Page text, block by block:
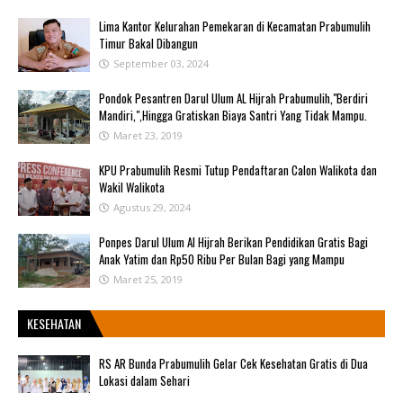
Lima Kantor Kelurahan Pemekaran di Kecamatan Prabumulih
Timur Bakal Dibangun
September 03, 2024
Pondok Pesantren Darul Ulum AL Hijrah Prabumulih,"Berdiri
Mandiri,",Hingga Gratiskan Biaya Santri Yang Tidak Mampu.
Maret 23, 2019
KPU Prabumulih Resmi Tutup Pendaftaran Calon Walikota dan
Wakil Walikota
Agustus 29, 2024
Ponpes Darul Ulum Al Hijrah Berikan Pendidikan Gratis Bagi
Anak Yatim dan Rp50 Ribu Per Bulan Bagi yang Mampu
Maret 25, 2019
KESEHATAN
RS AR Bunda Prabumulih Gelar Cek Kesehatan Gratis di Dua
Lokasi dalam Sehari